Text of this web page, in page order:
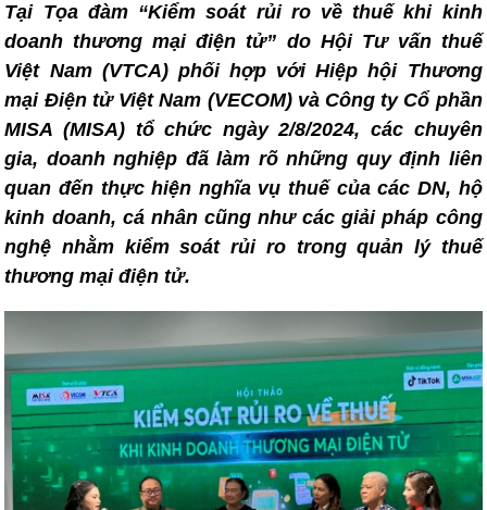
Tại Tọa đàm “Kiểm soát rủi ro về thuế khi kinh
doanh thương mại điện tử” do Hội Tư vấn thuế
Việt Nam (VTCA) phối hợp với Hiệp hội Thương
mại Điện tử Việt Nam (VECOM) và Công ty Cổ phần
MISA (MISA) tổ chức ngày 2/8/2024, các chuyên
gia, doanh nghiệp đã làm rõ những quy định liên
quan đến thực hiện nghĩa vụ thuế của các DN, hộ
kinh doanh, cá nhân cũng như các giải pháp công
nghệ nhằm kiểm soát rủi ro trong quản lý thuế
thương mại điện tử.